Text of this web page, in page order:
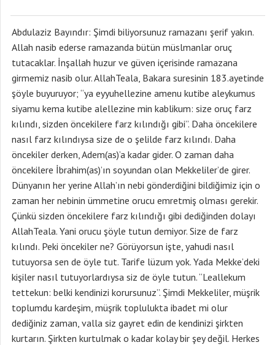
Abdulaziz Bayındır: Şimdi biliyorsunuz ramazanı şerif yakın.
Allah nasib ederse ramazanda bütün müslmanlar oruç
tutacaklar. İnşallah huzur ve güven içerisinde ramazana
girmemiz nasib olur. AllahTeala, Bakara suresinin 183.ayetinde
şöyle buyuruyor; “ya eyyuhellezine amenu kutibe aleykumus
siyamu kema kutibe alellezine min kablikum: size oruç farz
kılındı, sizden öncekilere farz kılındığı gibi”. Daha öncekilere
nasıl farz kılındıysa size de o şelilde farz kılındı. Daha
öncekiler derken, Adem(as)’a kadar gider. O zaman daha
öncekilere İbrahim(as)’ın soyundan olan Mekkeliler’de girer.
Dünyanın her yerine Allah’ın nebi gönderdiğini bildiğimiz için o
zaman her nebinin ümmetine orucu emretmiş olması gerekir.
Çünkü sizden öncekilere farz kılındığı gibi dediğinden dolayı
AllahTeala. Yani orucu şöyle tutun demiyor. Size de farz
kılındı. Peki öncekiler ne? Görüyorsun işte, yahudi nasıl
tutuyorsa sen de öyle tut. Tarife lüzum yok. Yada Mekke’deki
kişiler nasıl tutuyorlardıysa siz de öyle tutun. “Leallekum
tettekun: belki kendinizi korursunuz”. Şimdi Mekkeliler, müşrik
toplumdu kardeşim, müşrik toplulukta ibadet mi olur
dediğiniz zaman, valla siz gayret edin de kendinizi şirkten
kurtarın. Şirkten kurtulmak o kadar kolay bir şey değil. Herkes